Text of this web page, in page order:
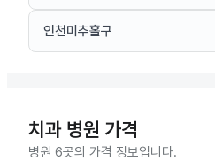
인천미추홀구
치과 병원 가격
병원 6곳의 가격 정보입니다.